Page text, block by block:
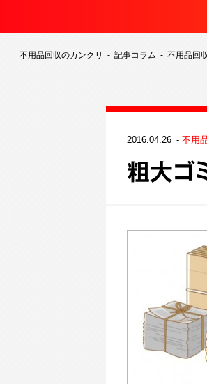
不用品回収のカンクリ 記事コラム 不用品回
2016.04.26 不用
粗大ゴ